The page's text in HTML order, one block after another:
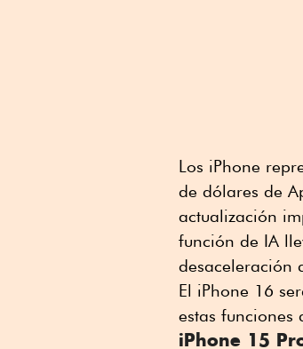
Los iPhone
de dólares de
actualización
función de IA
desaceleración
El iPhone 16
estas funciones
iPhone 15